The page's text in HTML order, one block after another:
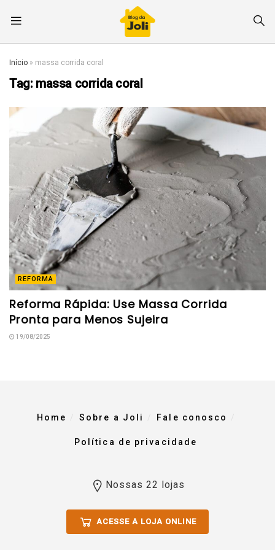
Início » massa corrida coral
Tag: massa corrida coral
REFORMA
Reforma Rápida: Use Massa Corrida
Pronta para Menos Sujeira
19/08/2025
Home Sobre a Joli Fale conosco
Política de privacidade
Nossas 22 lojas
ACESSE A LOJA ONLINE